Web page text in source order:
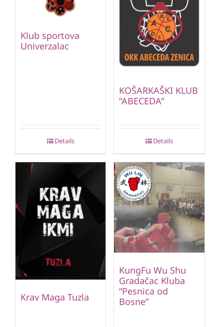
Klub sportova
Univerzalac
Details
KOŠARKAŠKI KLUB
“ABECEDA”
Details
Krav Maga Tuzla
KungFu Wu Shu
Gradačac Kluba
“Pesnica od
Bosne”